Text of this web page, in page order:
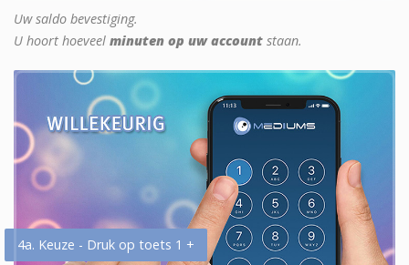
Uw saldo bevestiging.
U hoort hoeveel minuten op uw account staan.
4a. Keuze - Druk op toets 1 +